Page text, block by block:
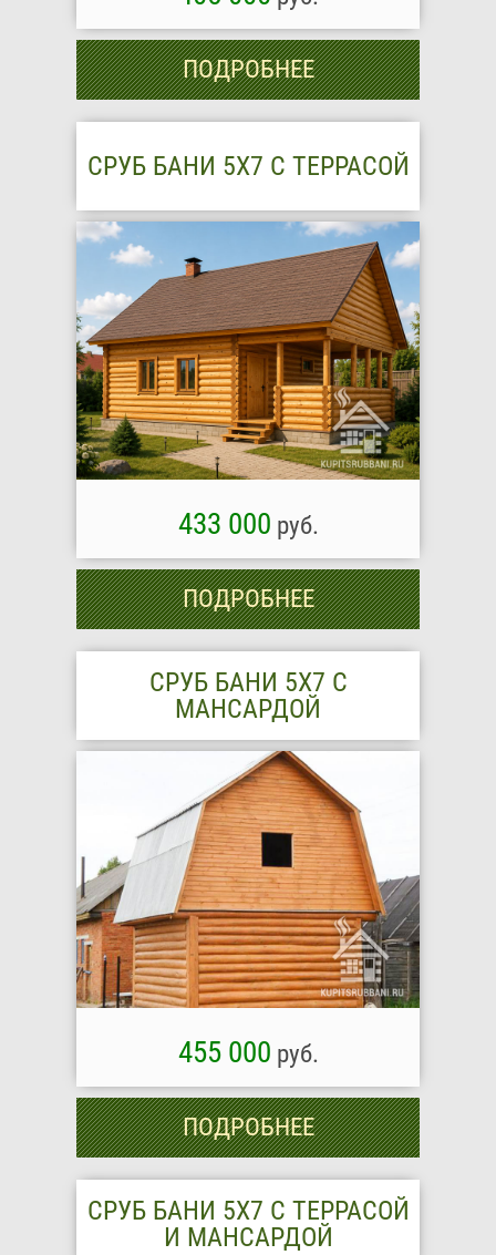
ПОДРОБНЕЕ
СРУБ БАНИ 5Х7 С ТЕРРАСОЙ
433 000 руб.
ПОДРОБНЕЕ
СРУБ БАНИ 5Х7 С
МАНСАРДОЙ
455 000 руб.
ПОДРОБНЕЕ
СРУБ БАНИ 5Х7 С ТЕРРАСОЙ
И МАНСАРДОЙ